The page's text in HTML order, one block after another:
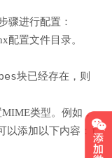
骤进行配置：
配置文件目录。
块已经存在，则
类型。例如，
以添加以下内容： t